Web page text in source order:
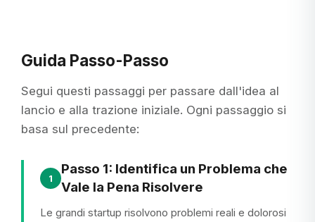
Guida Passo-Passo
Segui questi passaggi per passare dall'idea al
lancio e alla trazione iniziale. Ogni passaggio si
basa sul precedente:
1
Passo 1: Identifica un Problema che
Vale la Pena Risolvere
Le grandi startup risolvono problemi reali e dolorosi